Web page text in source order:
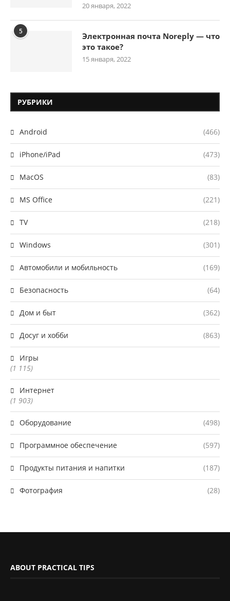
20 января, 2022
5
Электронная почта Noreply — что
это такое?
15 января, 2022
РУБРИКИ
Android (466)
iPhone/iPad (473)
MacOS (83)
MS Office (221)
TV (218)
Windows (301)
Автомобили и мобильность (169)
Безопасность (64)
Дом и быт (362)
Досуг и хобби (863)
Игры
(1 115)
Интернет
(1 903)
Оборудование (498)
Программное обеспечение (597)
Продукты питания и напитки (187)
Фотография (28)
ABOUT PRACTICAL TIPS